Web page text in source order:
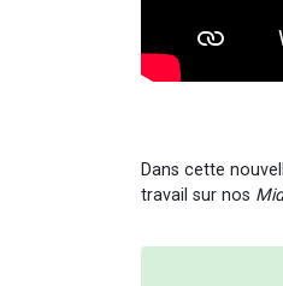
Dans cette
travail sur nos